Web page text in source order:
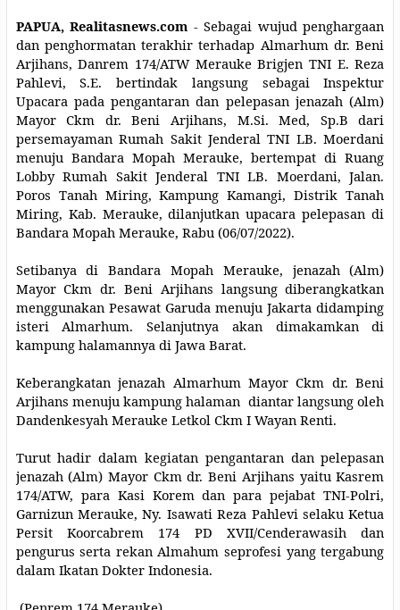
PAPUA, Realitasnews.com - Sebagai wujud penghargaan
dan penghormatan terakhir terhadap Almarhum dr. Beni
Arjihans, Danrem 174/ATW Merauke Brigjen TNI E. Reza
Pahlevi, S.E. bertindak langsung sebagai Inspektur
Upacara pada pengantaran dan pelepasan jenazah (Alm)
Mayor Ckm dr. Beni Arjihans, M.Si. Med, Sp.B dari
persemayaman Rumah Sakit Jenderal TNI LB. Moerdani
menuju Bandara Mopah Merauke, bertempat di Ruang
Lobby Rumah Sakit Jenderal TNI LB. Moerdani, Jalan.
Poros Tanah Miring, Kampung Kamangi, Distrik Tanah
Miring, Kab. Merauke, dilanjutkan upacara pelepasan di
Bandara Mopah Merauke, Rabu (06/07/2022).
Setibanya di Bandara Mopah Merauke, jenazah (Alm)
Mayor Ckm dr. Beni Arjihans langsung diberangkatkan
menggunakan Pesawat Garuda menuju Jakarta didamping
isteri Almarhum. Selanjutnya akan dimakamkan di
kampung halamannya di Jawa Barat.
Keberangkatan jenazah Almarhum Mayor Ckm dr. Beni
Arjihans menuju kampung halaman diantar langsung oleh
Dandenkesyah Merauke Letkol Ckm I Wayan Renti.
Turut hadir dalam kegiatan pengantaran dan pelepasan
jenazah (Alm) Mayor Ckm dr. Beni Arjihans yaitu Kasrem
174/ATW, para Kasi Korem dan para pejabat TNI-Polri,
Garnizun Merauke, Ny. Isawati Reza Pahlevi selaku Ketua
Persit Koorcabrem 174 PD XVII/Cenderawasih dan
pengurus serta rekan Almahum seprofesi yang tergabung
dalam Ikatan Dokter Indonesia.